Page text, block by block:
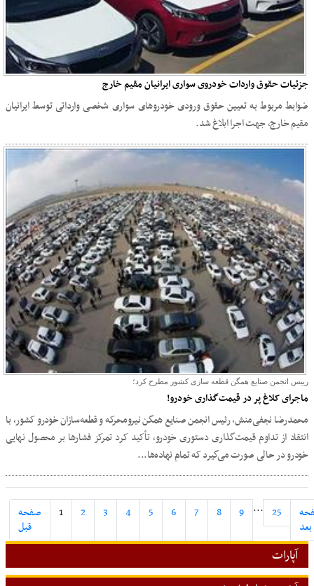
جزئیات حقوق واردات خودروی سواری ایرانیان مقیم خارج
ضوابط مربوط به تعیین حقوق ورودی خودروهای سواری شخصی وارداتی توسط ایرانیان
مقیم خارج، جهت اجرا ابلاغ شد.
رییس انجمن صنایع همگن قطعه سازی کشور مطرح کرد؛
ماجرای کلاغ پر در قیمت‌گذاری خودرو!
محمدرضا نجفی‌منش، رئیس انجمن صنایع همگن نیرومحرکه و قطعه‌سازان خودرو کشور، با
انتقاد از تداوم قیمت‌گذاری دستوری خودرو، تأکید کرد تمرکز فشارها بر محصول نهایی
خودرو در حالی صورت می‌گیرد که تمام نهاده‌ها...
صفحه
قبل
1 2 3 4 5 6 7 8 9 ... 25
بعد
آپارات